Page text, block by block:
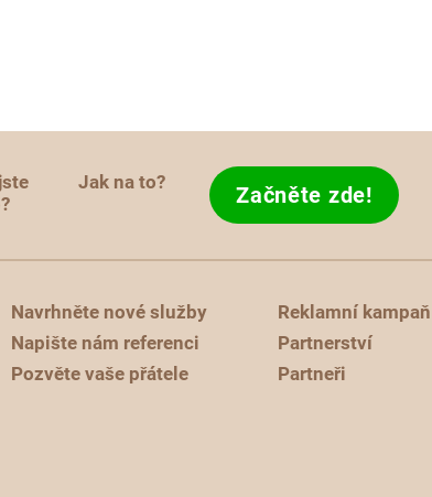
Jak na to? Začněte zde!
Navrhněte nové služby
Napište nám referenci
Pozvěte vaše přátele
Reklamní kampaň
Partnerství
Partneři